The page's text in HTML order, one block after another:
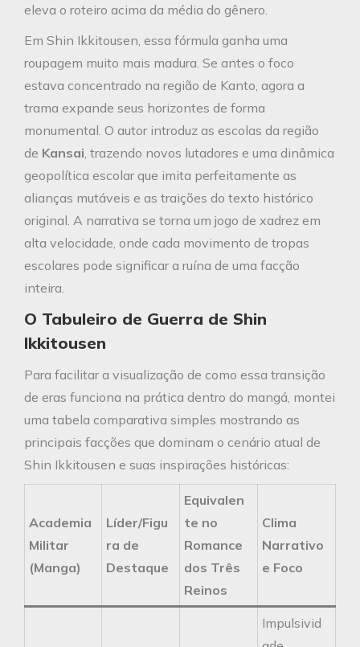
eleva o roteiro acima da média do gênero.
Em Shin Ikkitousen, essa fórmula ganha uma
roupagem muito mais madura. Se antes o foco
estava concentrado na região de Kanto, agora a
trama expande seus horizontes de forma
monumental. O autor introduz as escolas da região
de Kansai, trazendo novos lutadores e uma dinâmica
geopolítica escolar que imita perfeitamente as
alianças mutáveis e as traições do texto histórico
original. A narrativa se torna um jogo de xadrez em
alta velocidade, onde cada movimento de tropas
escolares pode significar a ruína de uma facção
inteira.
O Tabuleiro de Guerra de Shin
Ikkitousen
Para facilitar a visualização de como essa transição
de eras funciona na prática dentro do mangá, montei
uma tabela comparativa simples mostrando as
principais facções que dominam o cenário atual de
Shin Ikkitousen e suas inspirações históricas:
Academia
Militar
(Manga)
Líder/Figu
ra de
Destaque
Equivalen
te no
Romance
dos Três
Reinos
Clima
Narrativo
e Foco
Impulsivid